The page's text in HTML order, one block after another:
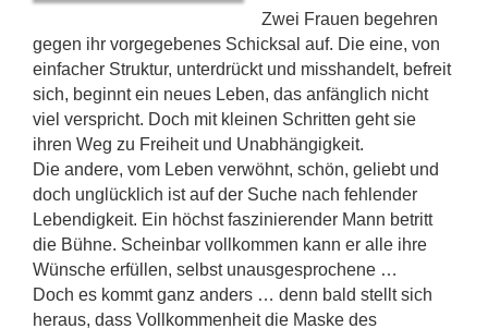
Zwei Frauen begehren
gegen ihr vorgegebenes Schicksal auf. Die eine, von
einfacher Struktur, unterdrückt und misshandelt, befreit
sich, beginnt ein neues Leben, das anfänglich nicht
viel verspricht. Doch mit kleinen Schritten geht sie
ihren Weg zu Freiheit und Unabhängigkeit.
Die andere, vom Leben verwöhnt, schön, geliebt und
doch unglücklich ist auf der Suche nach fehlender
Lebendigkeit. Ein höchst faszinierender Mann betritt
die Bühne. Scheinbar vollkommen kann er alle ihre
Wünsche erfüllen, selbst unausgesprochene …
Doch es kommt ganz anders … denn bald stellt sich
heraus, dass Vollkommenheit die Maske des